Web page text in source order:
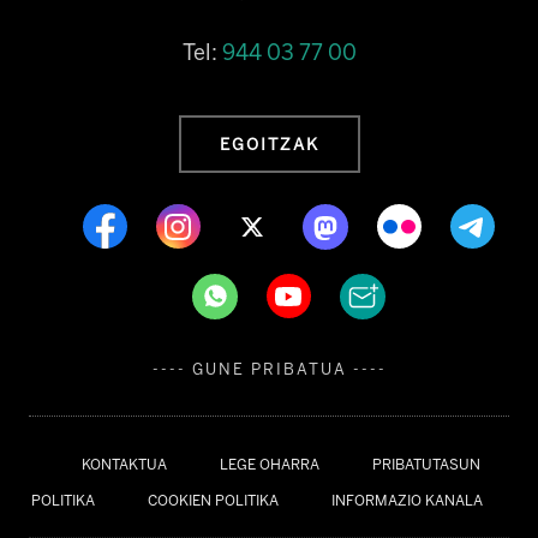
KONTAKTUA LEGE OHARRA PRIBATUTASUN
POLITIKA COOKIEN POLITIKA INFORMAZIO KANALA
Tel: 944 03 77 00
EGOITZAK
---- GUNE PRIBATUA ----